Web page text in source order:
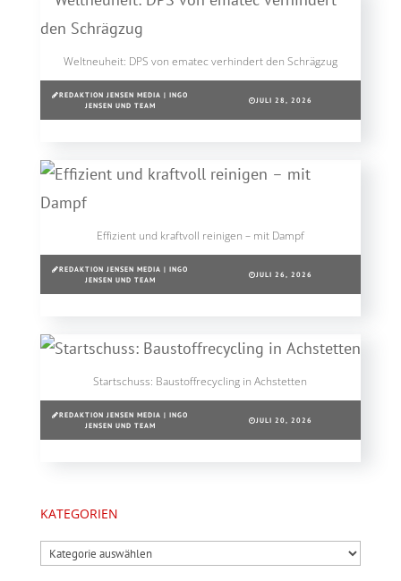
Weltneuheit: DPS von ematec verhindert den Schrägzug
REDAKTION JENSEN MEDIA | INGO
JENSEN UND TEAM
JULI 28, 2026
Effizient und kraftvoll reinigen – mit Dampf
REDAKTION JENSEN MEDIA | INGO
JENSEN UND TEAM
JULI 26, 2026
Startschuss: Baustoffrecycling in Achstetten
REDAKTION JENSEN MEDIA | INGO
JENSEN UND TEAM
JULI 20, 2026
KATEGORIEN
Kategorien